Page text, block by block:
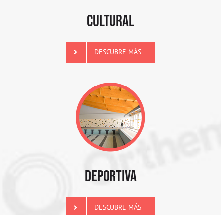
CULTURAL
DESCUBRE MÁS
DEPORTIVA
DESCUBRE MÁS